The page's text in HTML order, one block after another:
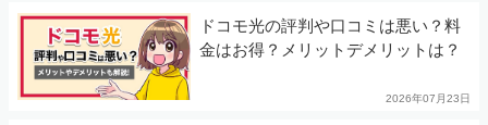
ドコモ光の評判や口コミは悪い？料
金はお得？メリットデメリットは？
2026年07月23日